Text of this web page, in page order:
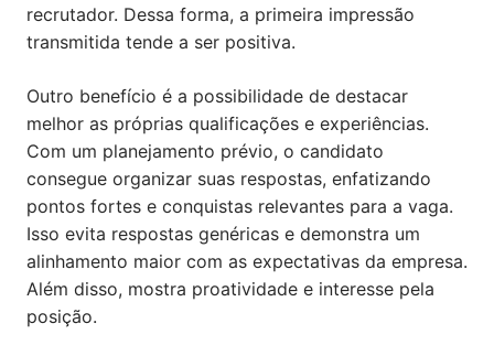
recrutador. Dessa forma, a primeira impressão
transmitida tende a ser positiva.
Outro benefício é a possibilidade de destacar
melhor as próprias qualificações e experiências.
Com um planejamento prévio, o candidato
consegue organizar suas respostas, enfatizando
pontos fortes e conquistas relevantes para a vaga.
Isso evita respostas genéricas e demonstra um
alinhamento maior com as expectativas da empresa.
Além disso, mostra proatividade e interesse pela
posição.